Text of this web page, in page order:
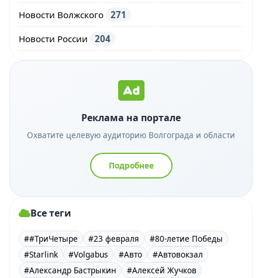
Новости Волжского 271
Новости России 204
Реклама на портале
Охватите целевую аудиторию Волгограда и области
Подробнее
Все теги
##ТриЧетыре #23 февраля
#80-летие Победы
#Starlink
#Volgabus #Авто
#Автовокзал
#Александр Бастрыкин
#Алексей Жучков